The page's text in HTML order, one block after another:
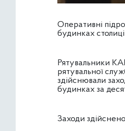
Оперативні
будинках
Рятувальники
рятувальної
здійснювали
будинках за
Заходи